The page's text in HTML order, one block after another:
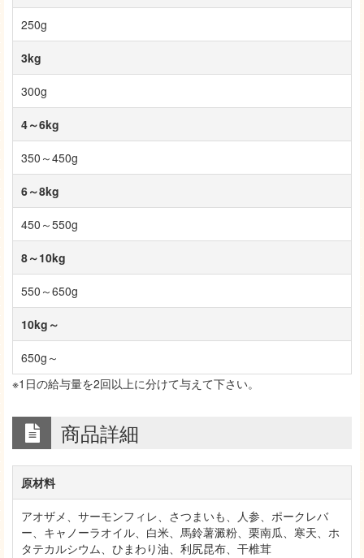
250g
3kg
300g
4～6kg
350～450g
6～8kg
450～550g
8～10kg
550～650g
10kg～
650g～
※1日の給与量を2回以上に分けて与えて下さい。
商品詳細
原材料
アオザメ、サーモンフィレ、さつまいも、人参、ポークレバ
ー、キャノーラオイル、白米、馬鈴薯澱粉、栗南瓜、寒天、ホ
タテカルシウム、ひまわり油、利尻昆布、干椎茸